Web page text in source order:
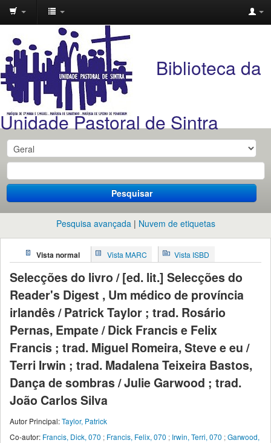
Unidade
Pastoral
de
Sintra
Biblioteca da
Unidade Pastoral de Sintra
Pesquisar
Pesquisa avançada Nuvem de etiquetas
Vista normal Vista MARC Vista ISBD
Selecções do livro / [ed. lit.] Selecções do
Reader's Digest , Um médico de província
irlandês / Patrick Taylor ; trad. Rosário
Pernas, Empate / Dick Francis e Felix
Francis ; trad. Miguel Romeira, Steve e eu /
Terri Irwin ; trad. Madalena Teixeira Bastos,
Dança de sombras / Julie Garwood ; trad.
João Carlos Silva
Autor Principal:Taylor, Patrick
Co-autor: Francis, Dick, 070 ; Francis, Felix, 070 ; Irwin, Terri, 070 ;Garwood,